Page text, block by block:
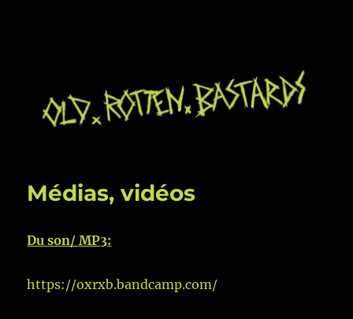
Médias, vidéos
Du son/ MP3:
https://oxrxb.bandcamp.com/